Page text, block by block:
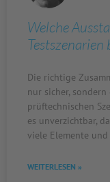
Welche
Die richtige
nur sicher,
prüftechnischen
es unverzichtbar,
viele Elemente und
WEITERLESEN »